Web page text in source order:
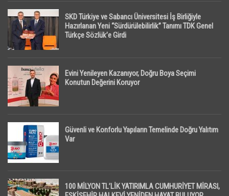
SKD Türkiye ve Sabancı Üniversitesi İş Birliğiyle
Hazırlanan Yeni “Sürdürülebilirlik” Tanımı TDK Genel
Türkçe Sözlük’e Girdi
Evini Yenileyen Kazanıyor, Doğru Boya Seçimi
Konutun Değerini Koruyor
Güvenli ve Konforlu Yapıların Temelinde Doğru Yalıtım
Var
100 MİLYON TL’LİK YATIRIMLA CUMHURİYET MİRASI,